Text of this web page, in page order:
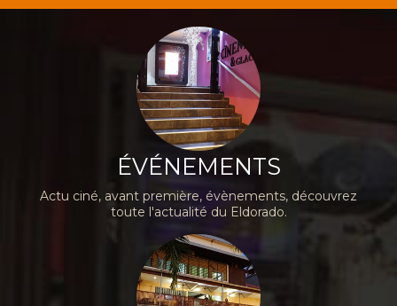
ÉVÉNEMENTS
Actu ciné, avant première, évènements, découvrez
toute l'actualité du Eldorado.